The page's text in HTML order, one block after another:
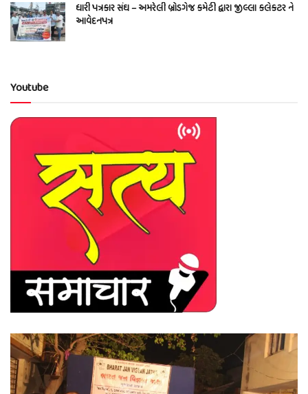
ધારી પત્રકાર સંઘ – અમરેલી બ્રોડગેજ કમેટી દ્વારા જીલ્લા કલેકટર ને
આવેદનપત્ર
Youtube